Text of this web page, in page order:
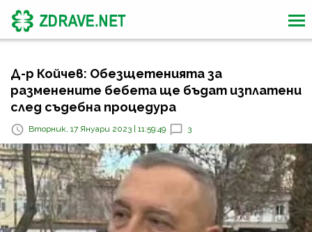
Д-р Койчев: Обезщетенията за
разменените бебета ще бъдат изплатени
след съдебна процедура
Вторник, 17 Януари 2023 | 11:59:49 3